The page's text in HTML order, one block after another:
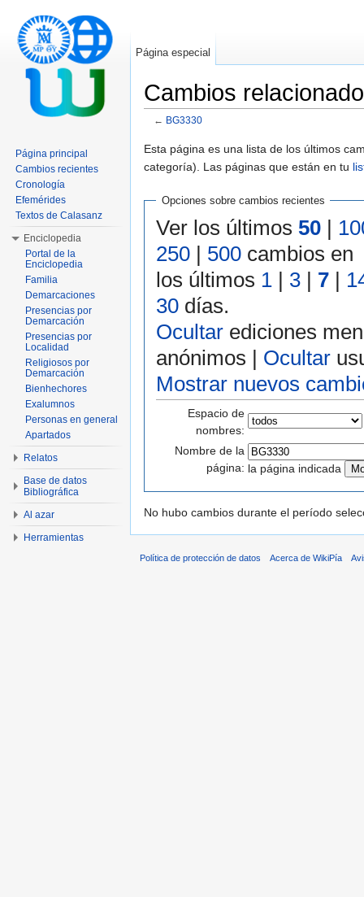
Cambios
← BG3330
Esta página es una lista de los últimos
categoría). Las páginas que están en tu
Opciones sobre cambios recientes
Ver los últimos 50 |
250 | 500 cambios en
los últimos 1 | 3 | 7 |
30 días.
Ocultar ediciones
anónimos | Ocultar
Mostrar nuevos
Espacio de
nombres:
Nombre de la
página: la página indicada
No hubo cambios durante el período
Página especial
Página principal
Cambios recientes
Cronología
Efemérides
Textos de Calasanz
Enciclopedia
Portal de la
Enciclopedia
Familia
Demarcaciones
Presencias por
Demarcación
Presencias por
Localidad
Religiosos por
Demarcación
Bienhechores
Exalumnos
Personas en general
Apartados
Relatos
Base de datos
Bibliográfica
Al azar
Herramientas
Política de protección de datos Acerca de WikiPía